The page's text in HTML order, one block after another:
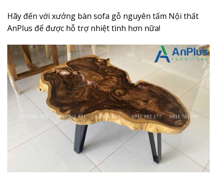
Hãy đến với xưởng bàn sofa gỗ nguyên tấm Nội thất
AnPlus để được hỗ trợ nhiệt tình hơn nữa!